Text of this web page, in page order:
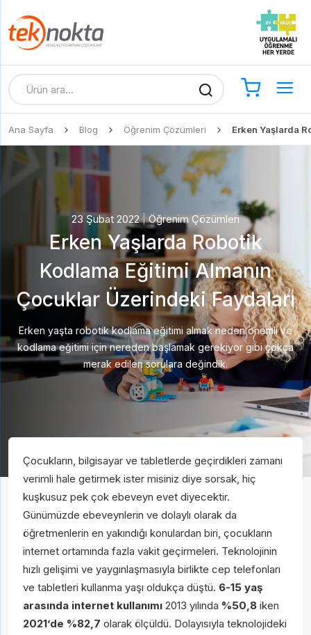
Ana Sayfa Blog Öğrenim Çözümleri Erken Yaşlarda
23 Şubat 2022| Öğrenim Çözümleri
Erken Yaşlarda Robotik
Kodlama Eğitimi Almanın
Çocuklar Üzerindeki Faydaları
Erken yaşta robotik kodlama eğitimi almak neden önemli ve
kodlama eğitimi için nereden başlamak gerekiyor gibi çokça
merak edilen sorulara değindik.
Çocukların, bilgisayar ve tabletlerde geçirdikleri zamanı
verimli hale getirmek ister misiniz diye sorsak, hiç
kuşkusuz pek çok ebeveyn evet diyecektir.
Günümüzde ebeveynlerin ve dolaylı olarak da
öğretmenlerin en yakındığı konulardan biri, çocukların
internet ortamında fazla vakit geçirmeleri. Teknolojinin
hızlı gelişimi ve yaygınlaşmasıyla birlikte cep telefonları
ve tabletleri kullanma yaşı oldukça düştü. 6-15 yaş
arasında internet kullanımı 2013 yılında %50,8 iken
2021’de %82,7 olarak ölçüldü. Dolayısıyla teknolojideki